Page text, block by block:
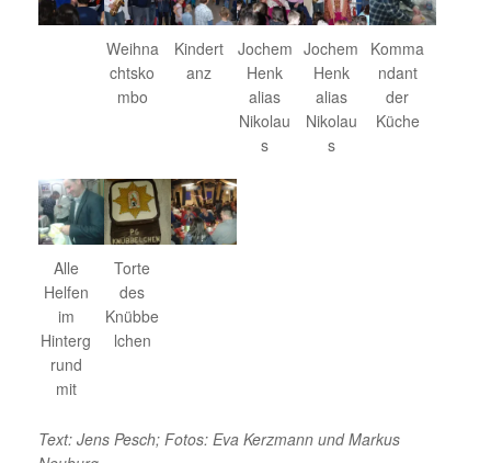
Weihna
chtsko
mbo
Kindert
anz
Jochem
Henk
alias
Nikolau
s
Jochem
Henk
alias
Nikolau
s
Komma
ndant
der
Küche
Alle
Helfen
im
Hinterg
rund
mit
Torte
des
Knübbe
lchen
Text: Jens Pesch; Fotos: Eva Kerzmann und Markus